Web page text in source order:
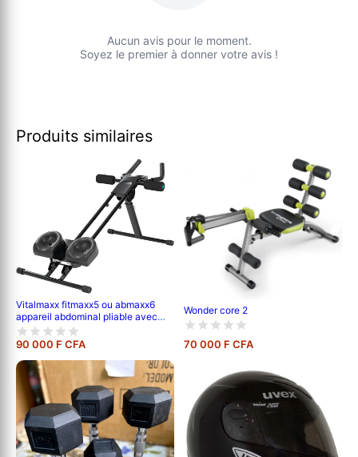
Aucun avis pour le moment.
Soyez le premier à donner votre avis !
Produits similaires
Vitalmaxx fitmaxx5 ou abmaxx6
appareil abdominal pliable avec
ordinateur d'entraînement |
appareil de fitness pour débutants
et avancés, entraîne presque tout
le corps | 5 niveaux de difficulté
90 000 F CFA
Wonder core 2
70 000 F CFA